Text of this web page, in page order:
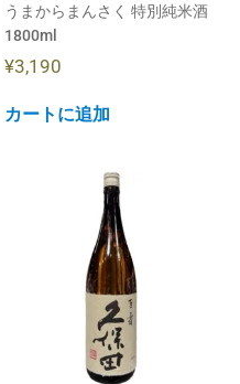
うまからまんさく 特別純米酒
1800ml
¥3,190
カートに追加